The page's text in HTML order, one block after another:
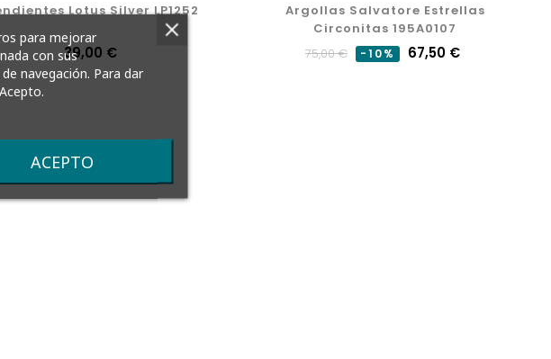
Lotus Silver LP1252
Precio
39,00 €
Argollas Salvatore Estrellas
Circonitas 195A0107
Precio
75,00 € -10% Precio
67,50 €
para mejorar
con sus
navegación. Para dar
ACEPTO